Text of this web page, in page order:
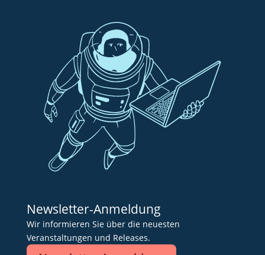
Newsletter-Anmeldung
Wir informieren Sie über die neuesten
Veranstaltungen und Releases.